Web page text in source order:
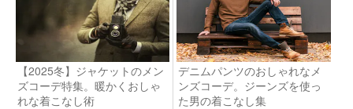
【2025冬】ジャケットのメン
ズコーデ特集。暖かくおしゃ
れな着こなし術
デニムパンツのおしゃれなメ
ンズコーデ。ジーンズを使っ
た男の着こなし集